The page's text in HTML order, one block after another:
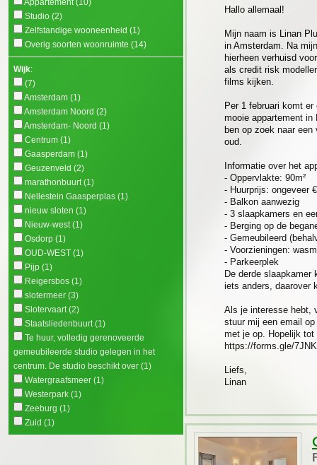
Appartement(10)
Studio (2)
Zelfstandige wooneenheid (1)
Overig soorten woonruimte (14)
Wijk:
(7)
Amsterdam (1)
Amsterdam Noord (2)
Amsterdam- Noord (1)
Centrum (1)
Gaasperdam (1)
Geuzenveld (2)
marathonbuurt(1)
Nellestein Gaasperplas (1)
nieuw sloten (1)
Nieuw-west(1)
Osdorp (1)
OUD-WEST (1)
Pijp (1)
Reigersbos (1)
slotermeer (3)
Slotervaart(2)
Staatsliedenbuurt(1)
Te huur, volledig gerenoveerde
gemeubileerde studio gelegen in het
centrum. De studio beschikt over (1)
Watergraafsmeer (1)
Westerpark (1)
Zeeburg (1)
Zuid (1)
Hallo allemaal!
Mijn naam is Linan
in Amsterdam. Na
hierheen verhuisd
als credit risk
films kijken.
Per 1 februari komt
mooie appartement in
ben op zoek naar
oud.
Informatie over het
- Oppervlakte: 90m²
- Huurprijs: ongeveer
- Balkon aanwezig
- 3 slaapkamers en
- Berging op de
- Gemeubileerd
- Voorzieningen:
- Parkeerplek
De derde slaapkamer
iets anders, daarover
Als je interesse hebt,
stuur mij een email
met je op. Hopelijk tot
https://forms.gle/
Liefs,
Linan